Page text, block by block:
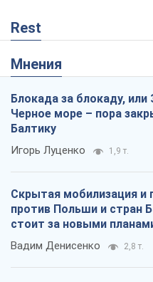
Rest
Мнения
Блокада за блокаду,
Черное море – пора
Балтику
Игорь Луценко 1,9 т.
Скрытая мобилизация и
против Польши и стран
стоит за новыми
Вадим Денисенко 2,8 т.